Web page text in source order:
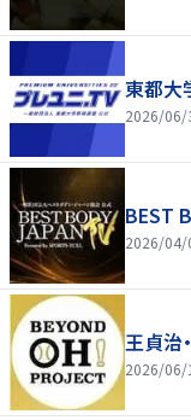
東都大
2026/06/
BEST
2026/04/
王貞治
2026/06/